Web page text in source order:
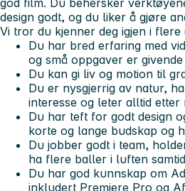
god film. Du behersker
design godt, og du liker å gjøre
Vi tror du kjenner deg igjen i flere
Du har bred erfaring med
og små oppgaver er givende
Du kan gi liv og motion til
Du er nysgjerrig av natur,
interesse og leter alltid etter
Du har teft for godt design
korte og lange budskap og
Du jobber godt i team,
ha flere baller i luften
Du har god kunnskap om
inkludert Premiere Pro og